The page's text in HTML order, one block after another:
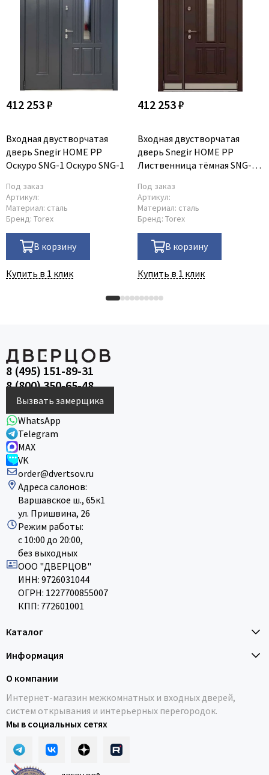
412 253 ₽
Входная двустворчатая
дверь Snegir HOME PP
Оскуро SNG-1 Оскуро SNG-1
Под заказ
Артикул:
Материал: сталь
Бренд: Torex
В корзину
Купить в 1 клик
412 253 ₽
Входная двустворчатая
дверь Snegir HOME PP
Лиственница тёмная SNG-1
Под заказ
Артикул:
Материал: сталь
Бренд: Torex
В корзину
Купить в 1 клик
8 (495) 151-89-31
8 (800) 350-65-48
Вызвать замерщика
WhatsApp
Telegram
MAX
VK
order@dvertsov.ru
Адреса салонов:
Варшавское ш., 65к1
ул. Пришвина, 26
Режим работы:
с 10:00 до 20:00,
без выходных
ООО "ДВЕРЦОВ"
ИНН: 9726031044
ОГРН: 1227700855007
КПП: 772601001
Каталог
Информация
О компании
Интернет-магазин межкомнатных и входных дверей,
систем открывания и интерьерных перегородок.
Мы в социальных сетях